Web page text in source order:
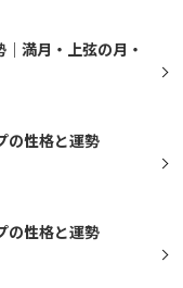
満月・上弦の月・
の性格と運勢
の性格と運勢